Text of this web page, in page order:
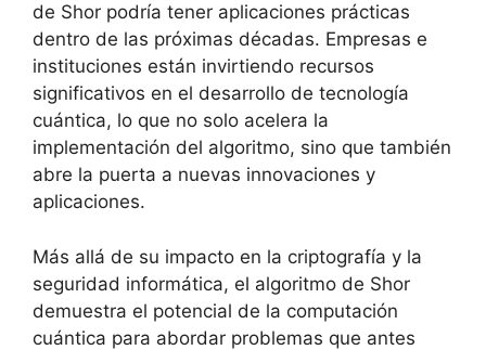
de Shor podría tener aplicaciones prácticas
dentro de las próximas décadas. Empresas e
instituciones están invirtiendo recursos
significativos en el desarrollo de tecnología
cuántica, lo que no solo acelera la
implementación del algoritmo, sino que también
abre la puerta a nuevas innovaciones y
aplicaciones.
Más allá de su impacto en la criptografía y la
seguridad informática, el algoritmo de Shor
demuestra el potencial de la computación
cuántica para abordar problemas que antes